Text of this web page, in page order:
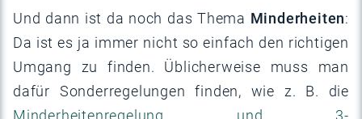
Und dann ist da noch das Thema Minderheiten:
Da ist es ja immer nicht so einfach den richtigen
Umgang zu finden. Üblicherweise muss man
dafür Sonderregelungen finden, wie z. B. die